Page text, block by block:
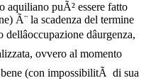
puÃ² essere fatto
Ã¨ la scadenza del termine
dâurgenza,
ovvero al momento
bene (con impossibilitÃ di sua